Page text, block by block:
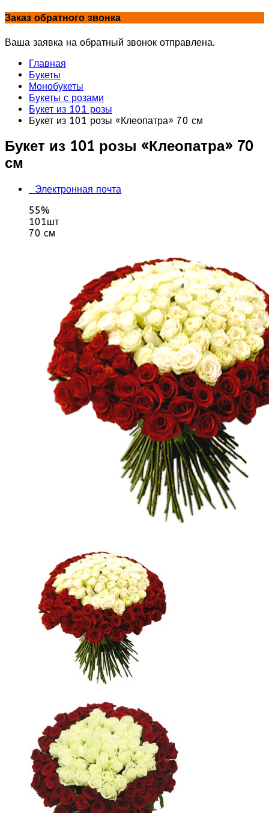
Заказ обратного звонка
Ваша заявка на обратный звонок отправлена.
Главная
Букеты
Монобукеты
Букеты с розами
Букет из 101 розы
Букет из 101 розы «Клеопатра» 70 см
Букет из 101 розы «Клеопатра» 70
см
Электронная почта
55%
101шт
70 см